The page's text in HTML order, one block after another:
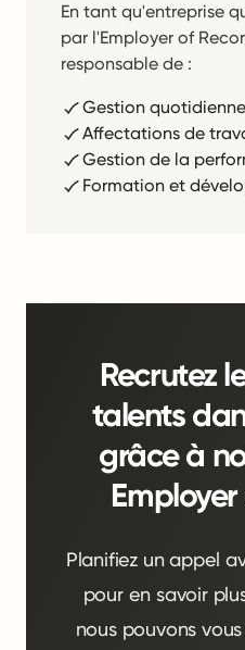
En tant qu'entreprise
par l'Employer of
responsable de :
Gestion
Affectations de
Gestion de la
Formation et
Recrutez
talents
grâce à
Planifiez un appel
pour en savoir
nous pouvons